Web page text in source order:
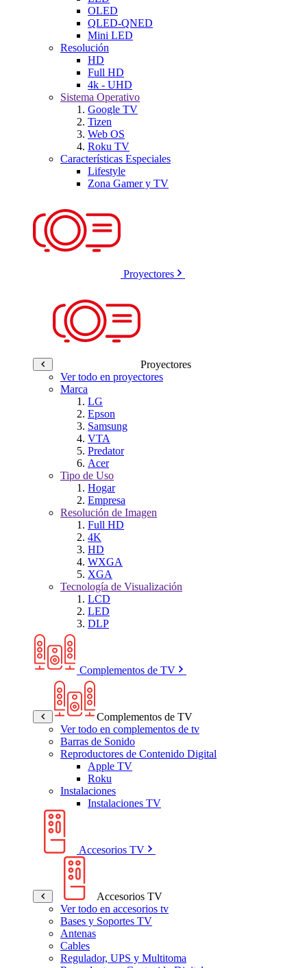
OLED
QLED-QNED
Mini LED
Resolución
HD
Full HD
4k - UHD
Sistema Operativo
Google TV
Tizen
Web OS
Roku TV
Características Especiales
Lifestyle
Zona Gamer y TV
Proyectores
Proyectores
Ver todo en proyectores
Marca
LG
Epson
Samsung
VTA
Predator
Acer
Tipo de Uso
Hogar
Empresa
Resolución de Imagen
Full HD
4K
HD
WXGA
XGA
Tecnología de Visualización
LCD
LED
DLP
Complementos de TV
Complementos de TV
Ver todo en complementos de tv
Barras de Sonido
Reproductores de Contenido Digital
Apple TV
Roku
Instalaciones
Instalaciones TV
Accesorios TV
Accesorios TV
Ver todo en accesorios tv
Bases y Soportes TV
Antenas
Cables
Regulador, UPS y Multitoma